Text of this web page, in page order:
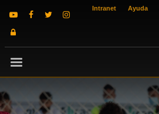
Intranet Ayuda